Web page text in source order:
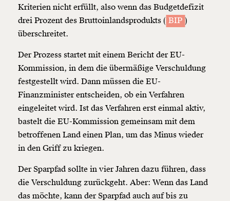
Kriterien nicht erfüllt, also wenn das Budgetdefizit
drei Prozent des Bruttoinlandsprodukts ( BIP )
überschreitet.
Der Prozess startet mit einem Bericht der EU-
Kommission, in dem die übermäßige Verschuldung
festgestellt wird. Dann müssen die EU-
Finanzminister entscheiden, ob ein Verfahren
eingeleitet wird. Ist das Verfahren erst einmal aktiv,
bastelt die EU-Kommission gemeinsam mit dem
betroffenen Land einen Plan, um das Minus wieder
in den Griff zu kriegen.
Der Sparpfad sollte in vier Jahren dazu führen, dass
die Verschuldung zurückgeht. Aber: Wenn das Land
das möchte, kann der Sparpfad auch auf bis zu